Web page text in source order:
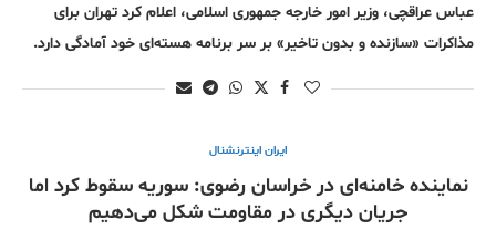
عباس عراقچی، وزیر امور خارجه جمهوری اسلامی، اعلام کرد تهران برای
مذاکرات «سازنده و بدون تاخیر» بر سر برنامه‌ هسته‌ای خود آمادگی دارد.
ایران اینترنشنال
نماینده خامنه‌ای در خراسان رضوی: سوریه سقوط کرد اما
جریان دیگری در مقاومت شکل می‌دهیم